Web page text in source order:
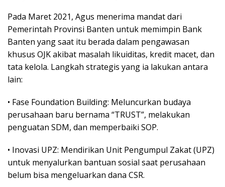
Pada Maret 2021, Agus menerima mandat dari
Pemerintah Provinsi Banten untuk memimpin Bank
Banten yang saat itu berada dalam pengawasan
khusus OJK akibat masalah likuiditas, kredit macet, dan
tata kelola. Langkah strategis yang ia lakukan antara
lain:
• Fase Foundation Building: Meluncurkan budaya
perusahaan baru bernama “TRUST”, melakukan
penguatan SDM, dan memperbaiki SOP.
• Inovasi UPZ: Mendirikan Unit Pengumpul Zakat (UPZ)
untuk menyalurkan bantuan sosial saat perusahaan
belum bisa mengeluarkan dana CSR.